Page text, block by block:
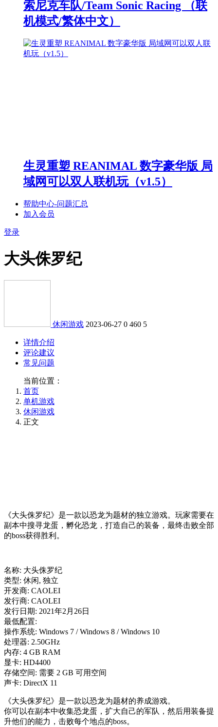
索尼克车队/Team Sonic Racing （联
机模式/繁体中文）
生灵重塑 REANIMAL 数字豪华版 局
域网可以双人联机玩（v1.5）
帮助中心-问题汇总
加入会员
登录
大头侏罗纪
休闲游戏 2023-06-27 0 460 5
详情介绍
评论建议
常见问题
当前位置：
首页
单机游戏
休闲游戏
正文
《大头侏罗纪》是一款以恐龙为题材的独立游戏。玩家需要在
副本中搜寻龙蛋，孵化恐龙，打造自己的装备，最终击败全部
的boss获得胜利。
名称: 大头侏罗纪
类型: 休闲, 独立
开发商: CAOLEI
发行商: CAOLEI
发行日期: 2021年2月26日
最低配置:
操作系统: Windows 7 / Windows 8 / Windows 10
处理器: 2.50GHz
内存: 4 GB RAM
显卡: HD4400
存储空间: 需要 2 GB 可用空间
声卡: DirectX 11
《大头侏罗纪》是一款以恐龙为题材的养成游戏。
你可以在副本中收集恐龙蛋，扩大自己的军队，然后用装备提
升他们的能力，击败每个地点的boss。